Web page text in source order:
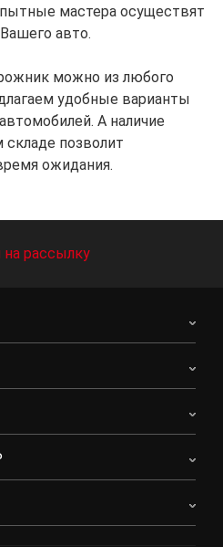
мастера осуществят
авто.
можно из любого
удобные варианты
А наличие
позволит
ожидания.
на рассылку